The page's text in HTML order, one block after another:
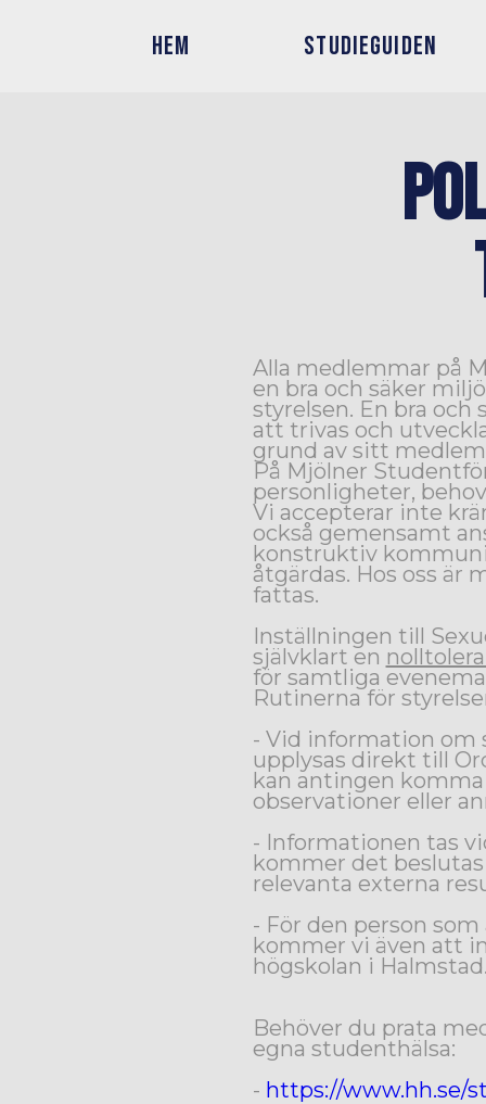
HEM STUDIEGUIDEN
Alla medlemmar på
en bra och säker
styrelsen. En bra
att trivas och
grund av sitt
På Mjölner
personligheter,
Vi accepterar inte
också gemensamt
konstruktiv
åtgärdas. Hos oss är
fattas.
Inställningen till
självklart en
för samtliga
Rutinerna för
- Vid information om
upplysas direkt till
kan antingen
observationer eller
- Informationen tas
kommer det
relevanta externa
- För den person
kommer vi även att
högskolan i
Behöver du prata
egna studenthälsa:
- https://www.hh.se/